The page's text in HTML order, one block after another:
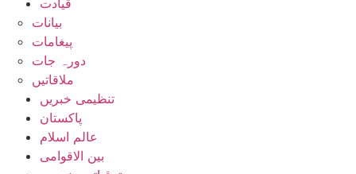
قیادت
بیانات
پیغامات
دورہ جات
ملاقاتیں
تنظیمی خبریں
پاکستان
عالم اسلام
بین الاقوامی